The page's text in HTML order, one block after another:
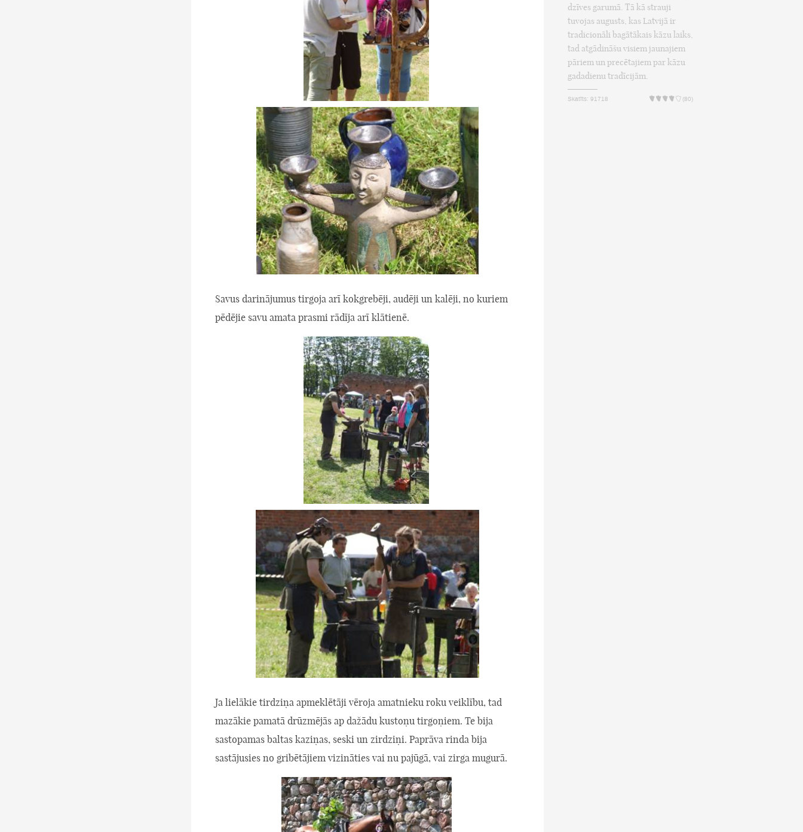
Savus darinājumus tirgoja arī kokgrebēji, audēji un kalēji, no kuriem
pēdējie savu amata prasmi rādīja arī klātienē.
Ja lielākie tirdziņa apmeklētāji vēroja amatnieku roku veiklību, tad
mazākie pamatā drūzmējās ap dažādu kustoņu tirgoņiem. Te bija
sastopamas baltas kaziņas, seski un zirdziņi. Paprāva rinda bija
sastājusies no gribētājiem vizināties vai nu pajūgā, vai zirga mugurā.
dzīves garumā. Tā kā strauji
tuvojas augusts, kas Latvijā ir
tradicionāli bagātākais kāzu laiks,
tad atgādināšu visiem jaunajiem
pāriem un precētajiem par kāzu
gadadienu tradīcijām.
Skatīts: 91718 (80)